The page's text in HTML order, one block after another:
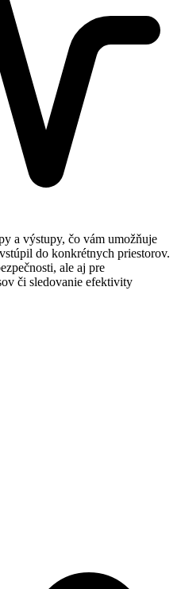
a výstupy, čo vám umožňuje
do konkrétnych priestorov.
ale aj pre
či sledovanie efektivity